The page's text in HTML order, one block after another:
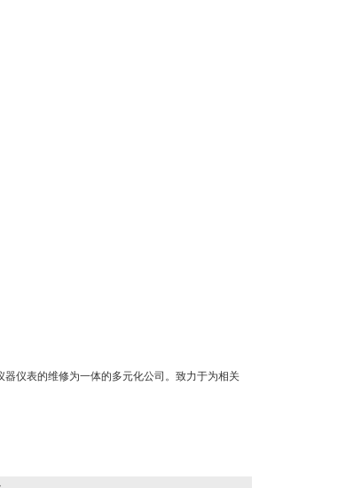
仪表的维修为一体的多元化公司。致力于为相关